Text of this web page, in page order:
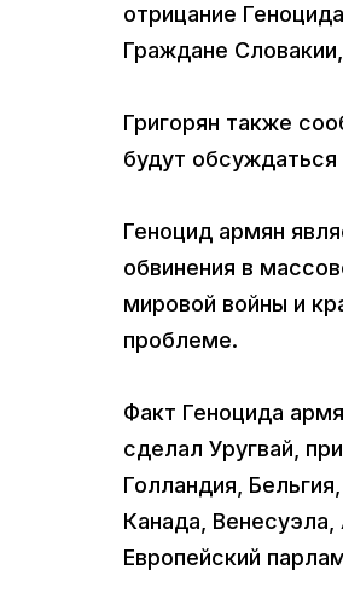
отрицание
Граждане
Григорян также
будут
Геноцид армян
обвинения в
мировой войны и
проблеме.
Факт Геноцида
сделал Уругвай,
Голландия,
Канада,
Европейский